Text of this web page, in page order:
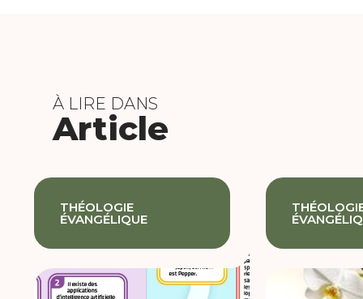
À LIRE DANS
Article
THÉOLOGIE
ÉVANGÉLIQUE